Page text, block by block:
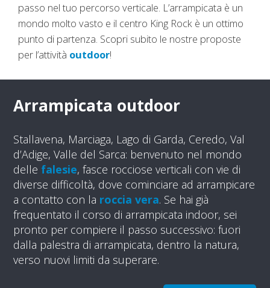
passo nel tuo percorso verticale. L’arrampicata è un
mondo molto vasto e il centro King Rock è un ottimo
punto di partenza. Scopri subito le nostre proposte
per l’attività outdoor!
Arrampicata outdoor
Stallavena, Marciaga, Lago di Garda, Ceredo, Val
d’Adige, Valle del Sarca: benvenuto nel mondo
delle falesie, fasce rocciose verticali con vie di
diverse difficoltà, dove cominciare ad arrampicare
a contatto con la roccia vera. Se hai già
frequentato il corso di arrampicata indoor, sei
pronto per compiere il passo successivo: fuori
dalla palestra di arrampicata, dentro la natura,
verso nuovi limiti da superare.